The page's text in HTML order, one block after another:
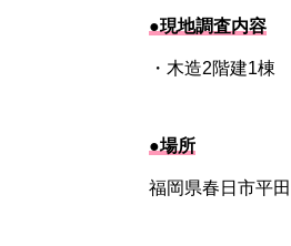
●現地調査内容
・木造2階建1棟
●場所
福岡県春日市平